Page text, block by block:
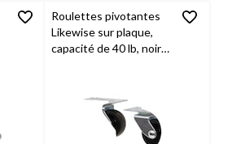
Roulettes pivotantes
Likewise sur plaque,
capacité de 40 lb, noir,